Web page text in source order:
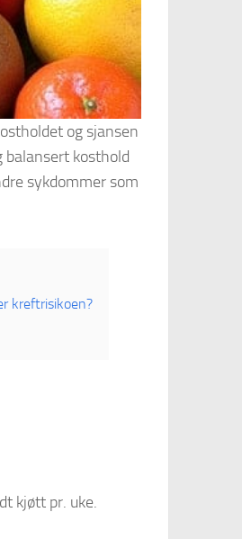
og sjansen
kosthold
sykdommer som
kreftrisikoen?
kjøtt pr. uke.